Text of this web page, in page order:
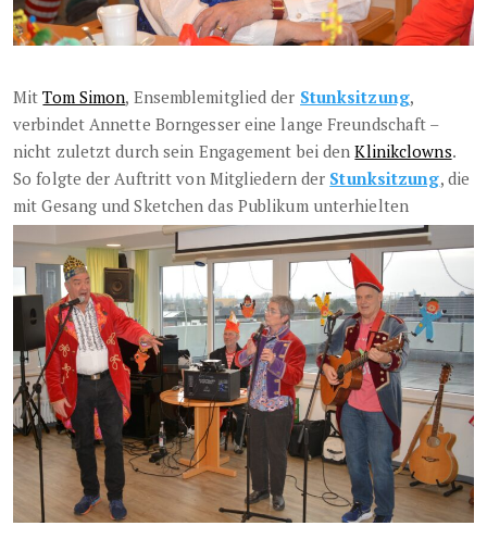
MitTom Simon, Ensemblemitglied der Stunksitzung,
verbindet Annette Borngesser eine lange Freundschaft –
nicht zuletzt durch sein Engagement bei denKlinikclowns.
So folgte der Auftritt von Mitgliedern der Stunksitzung, die
mit Gesang und Sketchen das Publikum unterhielten